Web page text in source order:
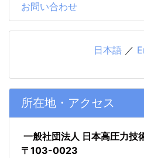
お問い合わせ
日本語 ／
所在地・アクセス
一般社団法人 日本高圧力技
〒103-0023